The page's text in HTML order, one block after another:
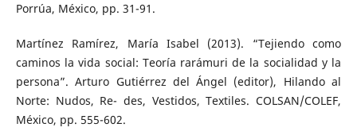
Porrúa, México, pp. 31-91.
Martínez Ramírez, María Isabel (2013). “Tejiendo como
caminos la vida social: Teoría rarámuri de la socialidad y la
persona”. Arturo Gutiérrez del Ángel (editor), Hilando al
Norte: Nudos, Re- des, Vestidos, Textiles. COLSAN/COLEF,
México, pp. 555-602.